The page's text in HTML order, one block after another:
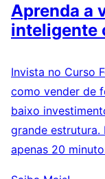
Aprenda a
inteligente
Invista no Curso
como vender de
baixo
grande estrutura.
apenas 20